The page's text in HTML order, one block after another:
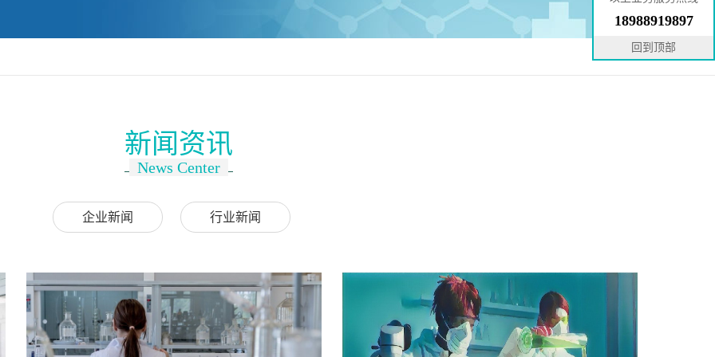
News Center
新闻资讯
企业新闻 行业新闻
18988919897
回到顶部